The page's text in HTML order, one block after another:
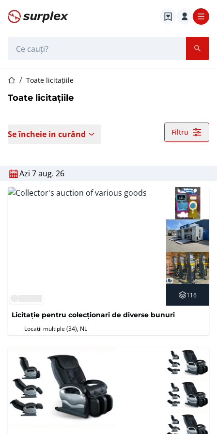
Pagina de start
Pagina de start
Toate licitațiile
Toate licitațiile
Se încheie in curând Filtru
Azi 7 aug. 26
116
Licitație pentru colecționari de diverse bunuri
Locații multiple (34) , NL